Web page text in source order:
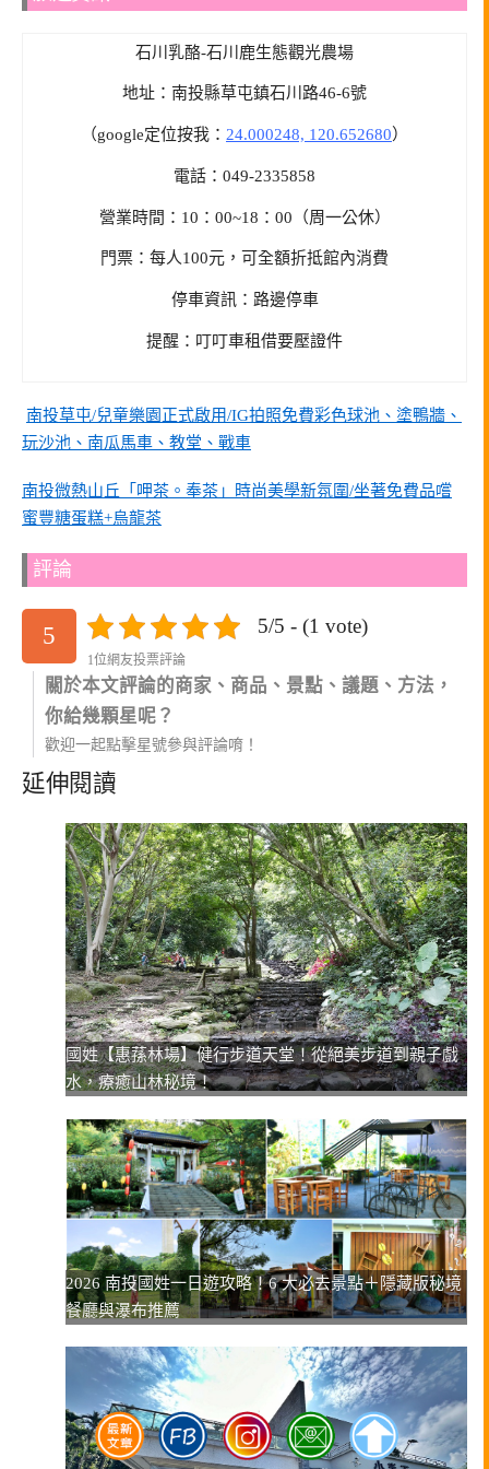
石川乳酪-石川鹿生態觀光農場
地址：南投縣草屯鎮石川路46-6號
（google定位按我： 24.000248, 120.652680）
電話：049-2335858
營業時間：10：00~18：00（周一公休）
門票：每人100元，可全額折抵館內消費
停車資訊：路邊停車
提醒：叮叮車租借要壓證件
南投草屯/兒童樂園正式啟用/IG拍照免費彩色球池、塗鴨牆、
玩沙池、南瓜馬車、教堂、戰車
南投微熱山丘「呷茶。奉茶」時尚美學新氛圍/坐著免費品嚐
蜜豐糖蛋糕+烏龍茶
評論
5 5/5 - (1 vote)
1位網友投票評論
關於本文評論的商家、商品、景點、議題、方法，
你給幾顆星呢？
歡迎一起點擊星號參與評論唷！
延伸閱讀
國姓【惠蓀林場】健行步道天堂！從絕美步道到親子戲
水，療癒山林秘境！
2026 南投國姓一日遊攻略！6 大必去景點＋隱藏版秘境
餐廳與瀑布推薦